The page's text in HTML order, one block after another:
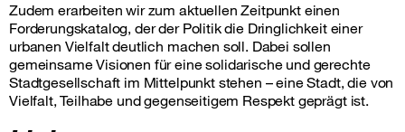
Zudem erarbeiten wir zum aktuellen Zeitpunkt einen
Forderungskatalog, der der Politik die Dringlichkeit einer
urbanen Vielfalt deutlich machen soll. Dabei sollen
gemeinsame Visionen für eine solidarische und gerechte
Stadtgesellschaft im Mittelpunkt stehen – eine Stadt, die von
Vielfalt, Teilhabe und gegenseitigem Respekt geprägt ist.